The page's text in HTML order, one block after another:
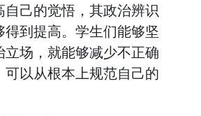
自己的觉悟，其政治辨识
得到提高。学生们能够坚
立场，就能够减少不正确
可以从根本上规范自己的